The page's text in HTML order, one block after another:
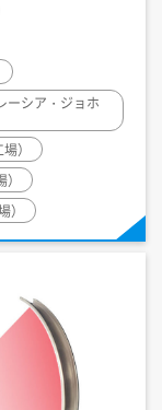
ーシア・ジョホ
）